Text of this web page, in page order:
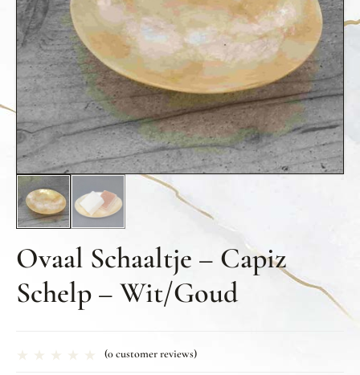
Ovaal Schaaltje – Capiz
Schelp – Wit/Goud
(0customer reviews)